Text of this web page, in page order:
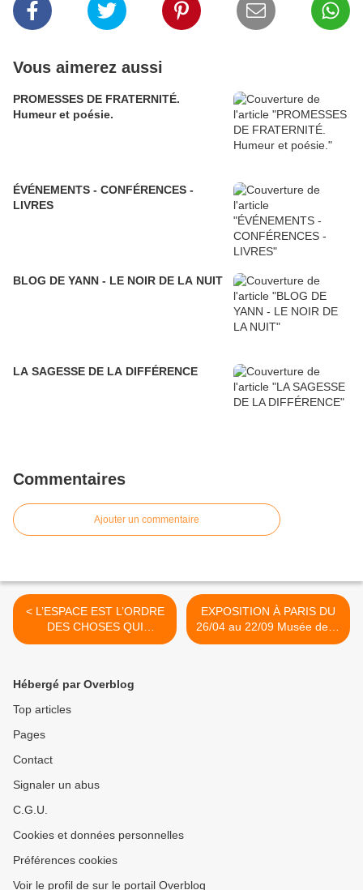
Vous aimerez aussi
PROMESSES DE FRATERNITÉ.
Humeur et poésie.
ÉVÉNEMENTS - CONFÉRENCES -
LIVRES
BLOG DE YANN - LE NOIR DE LA NUIT
LA SAGESSE DE LA DIFFÉRENCE
Commentaires
Ajouter un commentaire
< L’ESPACE EST L’ORDRE
DES CHOSES QUI
COEXISTENT. PART I
EXPOSITION À PARIS DU
26/04 au 22/09 Musée de la
Franc-Maçonnerie 16 Rue
Hébergé par Overblog
Top articles
Pages
Contact
Signaler un abus
C.G.U.
Cookies et données personnelles
Préférences cookies
Voir le profil de sur le portail Overblog